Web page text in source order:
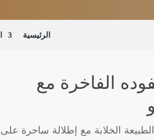
الرئيسية
الفاخرة مع
الخلابة مع إطلالة ساحرة على